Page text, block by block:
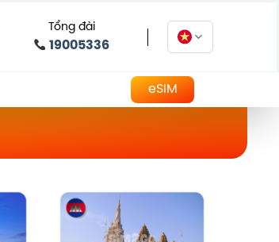
Tổng đài
19005336
eSIM